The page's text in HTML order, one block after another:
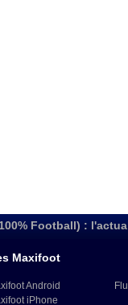
Football) :
Maxifoot
Android
iPhone